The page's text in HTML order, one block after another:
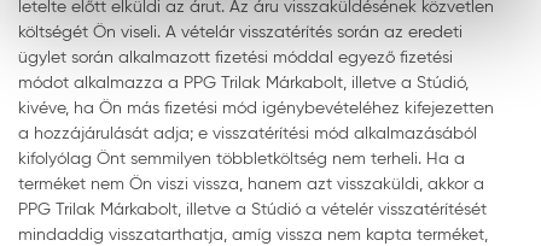
letelte előtt elküldi az árut. Az áru visszaküldésének közvetlen
költségét Ön viseli. A vételár visszatérítés során az eredeti
ügylet során alkalmazott fizetési móddal egyező fizetési
módot alkalmazza a PPG Trilak Márkabolt, illetve a Stúdió,
kivéve, ha Ön más fizetési mód igénybevételéhez kifejezetten
a hozzájárulását adja; e visszatérítési mód alkalmazásából
kifolyólag Önt semmilyen többletköltség nem terheli. Ha a
terméket nem Ön viszi vissza, hanem azt visszaküldi, akkor a
PPG Trilak Márkabolt, illetve a Stúdió a vételér visszatérítését
mindaddig visszatarthatja, amíg vissza nem kapta terméket,